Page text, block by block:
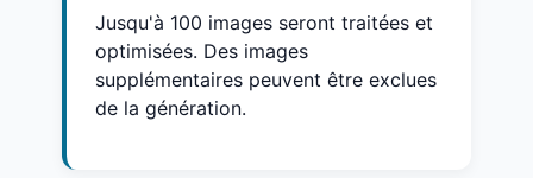
Jusqu'à 100 images seront traitées et
optimisées. Des images
supplémentaires peuvent être exclues
de la génération.